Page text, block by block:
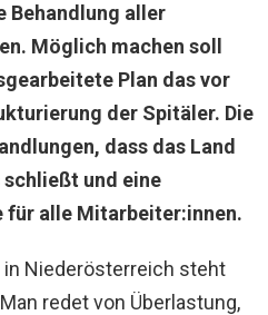
Behandlung aller
Möglich machen soll
Plan das vor
der Spitäler. Die
dass das Land
und eine
alle Mitarbeiter:innen.
Niederösterreich steht
redet von Überlastung,